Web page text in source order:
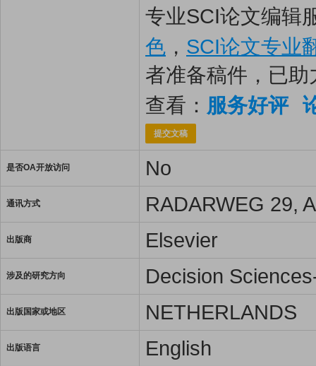
专业SCI论文编辑
色 ， SCI论文专业
者准备稿件，已
查看： 服务好评
提交文稿
是否OA开放访问 No
通讯方式 RADARWEG 29,
出版商 Elsevier
涉及的研究方向 Decision
出版国家或地区 NETHERLANDS
出版语言 English